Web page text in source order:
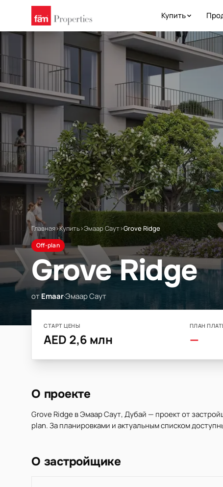
Купить
Главная›Купить›Эмаар Саут›Grove Ridge
Off-plan
Grove Ridge
отEmaar·Эмаар Саут
СТАРТ ЦЕНЫ
AED 2,6 млн
ПЛАН
—
О проекте
Grove Ridge в Эмаар Саут, Дубай — проект от
plan. За планировками и актуальным списком
О застройщике